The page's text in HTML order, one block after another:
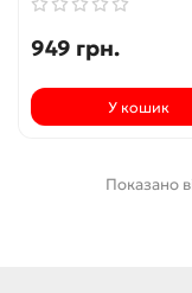
949 грн.
У кошик
Показано